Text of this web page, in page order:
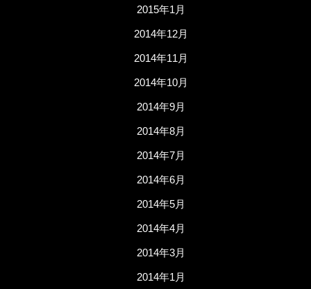
2015年1月
2014年12月
2014年11月
2014年10月
2014年9月
2014年8月
2014年7月
2014年6月
2014年5月
2014年4月
2014年3月
2014年1月